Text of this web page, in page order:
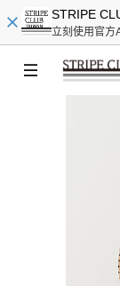
STRIPE
立刻使用官方